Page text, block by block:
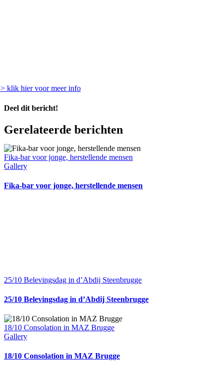
klik hier voor meer info
Deel dit bericht!
Facebook
X
LinkedIn
WhatsApp
E-
mail
Gerelateerde berichten
Fika-bar voor jonge, herstellende mensen
Gallery
Fika-bar voor jonge, herstellende mensen
25/10 Belevingsdag in d’Abdij Steenbrugge
25/10 Belevingsdag in d’Abdij Steenbrugge
18/10 Consolation in MAZ Brugge
Gallery
18/10 Consolation in MAZ Brugge